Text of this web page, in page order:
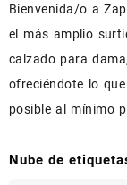
Bienvenida/o a
el más amplio
calzado para
ofreciéndote lo
posible al mínimo
Nube de